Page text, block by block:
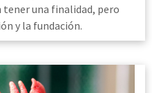
tener una finalidad, pero
y la fundación.